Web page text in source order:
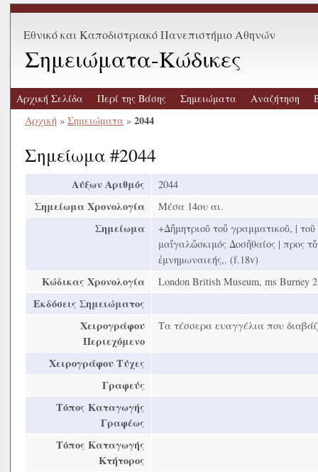
Εθνικό και Καποδιστριακό Πανεπιστήμιο Αθηνών
Σημειώματα-Κώδικες
Αρχική Σελίδα Περί της Βάσης Σημειώματα Αναζήτηση
Αρχική » Σημειώματα » 2044
Σημείωμα #2044
Αύξων Αριθμός 2044
Σημείωμα Χρονολογία Μέσα 14ου αι.
Σημείωμα
+Δἤμητριοῦ τοὔ γραμματικοῦ, |
μαἴγαλὤσκιμός Δοσἤθαίος | προς
ἐμνημωναιεής,. (f.18v)
Κώδικας Χρονολογία London British Museum, ms Burney
Εκδόσεις Σημειώματος
Χειρογράφου
Περιεχόμενο
Τα τέσσερα ευαγγέλια που
Χειρογράφου Τύχες
Γραφεύς
Τόπος Καταγωγής
Γραφέως
Τόπος Καταγωγής
Κτήτορος